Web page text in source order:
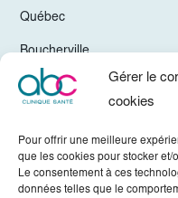
Gérer le
cookies
Pour offrir une meilleure
que les cookies pour stocker
Le consentement à ces
données telles que le
Québec
Boucherville
Trois-Rivières
Valleyfield
Mirabel